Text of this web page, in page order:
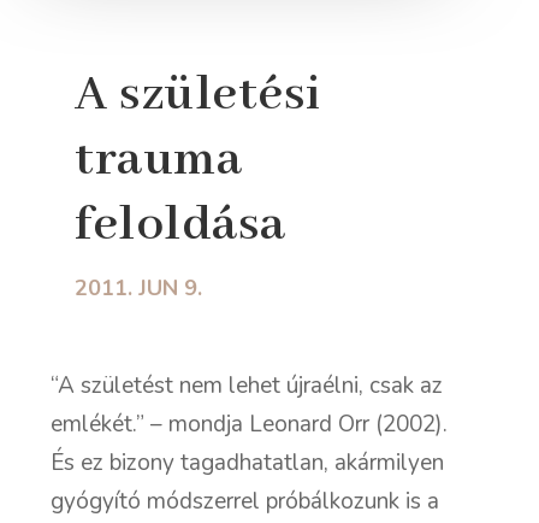
A születési
trauma
feloldása
2011. JUN 9.
“A születést nem lehet újraélni, csak az
emlékét.” – mondja Leonard Orr (2002).
És ez bizony tagadhatatlan, akármilyen
gyógyító módszerrel próbálkozunk is a